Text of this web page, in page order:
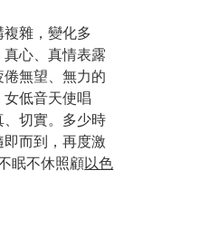
雜，變化多
心、真情表露
無望、無力的
女低音天使唱
切實。多少時
而到，再度激
眠不休照顧以色